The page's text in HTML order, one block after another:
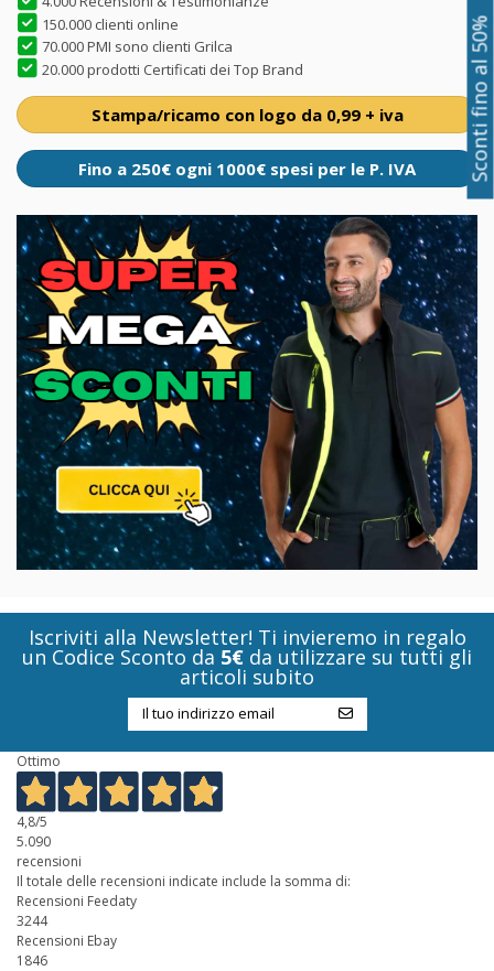
150.000 clienti online
70.000 PMI sono clienti Grilca
20.000 prodotti Certificati dei Top Brand
Stampa/ricamo con logo da 0,99 + iva
Fino a 250€ ogni 1000€ spesi per le P. IVA
Iscriviti alla Newsletter! Ti invieremo in regalo
un Codice Sconto da 5€ da utilizzare su tutti gli
articoli subito
Ottimo
4,8/5
5.090
recensioni
Il totale delle recensioni indicate include la somma di:
Recensioni Feedaty
3244
Recensioni Ebay
1846
Sconti fino al 50%